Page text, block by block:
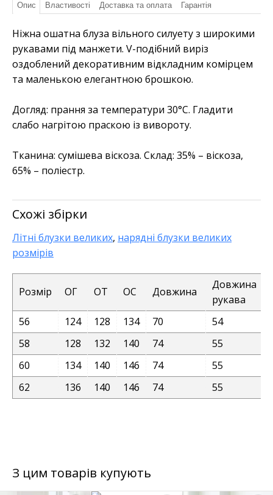
Опис Властивості Доставка та оплата Гарантія
Ніжна ошатна блуза вільного силуету з широкими
рукавами під манжети. V-подібний виріз
оздоблений декоративним відкладним комірцем
та маленькою елегантною брошкою.
Догляд: прання за температури 30°C. Гладити
слабо нагрітою праскою із вивороту.
Тканина: сумішева віскоза. Склад: 35% – віскоза,
65% – поліестр.
Схожі збірки
Літні блузки великих, нарядні блузки великих
розмірів
Розмір ОГ ОТ ОС Довжина
Довжина
рукава
56
124 128 134 70 54
58
128 132 140 74 55
60
134 140 146 74 55
62
136 140 146 74 55
З цим товарів купують